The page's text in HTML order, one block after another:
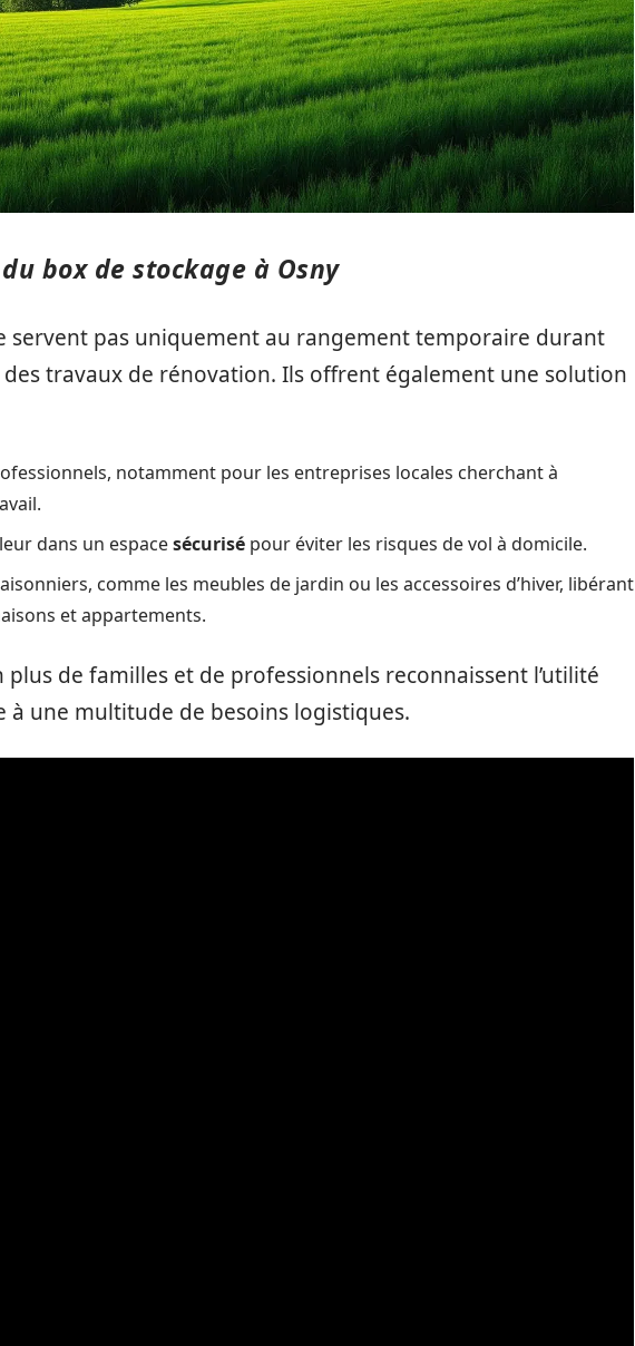
box de stockage à Osny
servent pas uniquement au rangement temporaire durant
travaux de rénovation. Ils offrent également une solution
notamment pour les entreprises locales cherchant à
dans un espacesécurisé pour éviter les risques de vol à domicile.
comme les meubles de jardin ou les accessoires d’hiver, libérant
et appartements.
plus de familles et de professionnels reconnaissent l’utilité
à une multitude de besoins logistiques.